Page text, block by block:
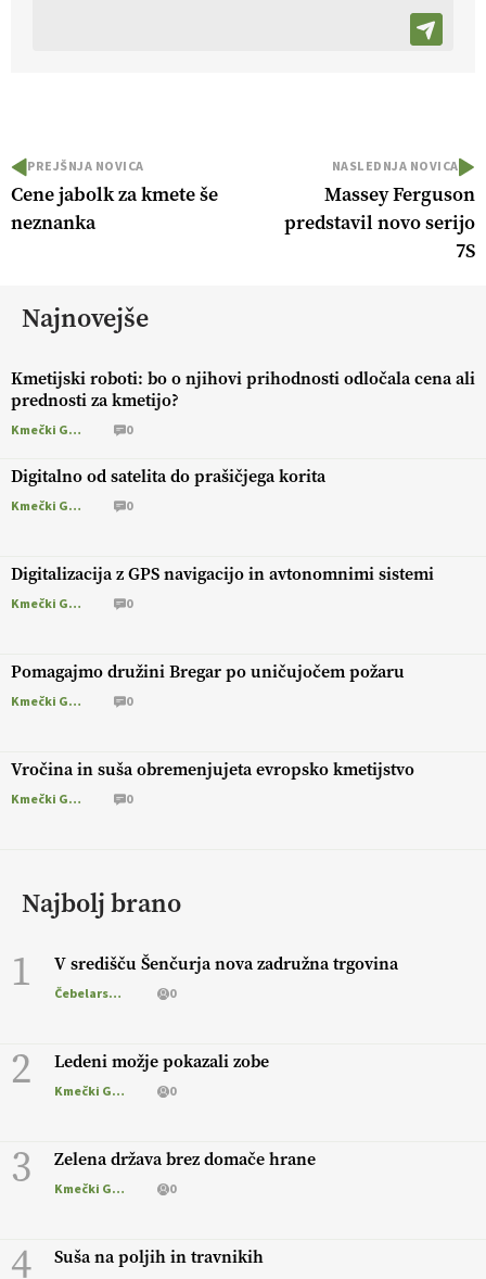
PREJŠNJA NOVICA
Cene jabolk za kmete še
neznanka
NASLEDNJA NOVICA
Massey Ferguson
predstavil novo serijo
7S
Najnovejše
Kmetijski roboti: bo o njihovi prihodnosti odločala cena ali
prednosti za kmetijo?
Kmečki Glas 0
Digitalno od satelita do prašičjega korita
Kmečki Glas 0
Digitalizacija z GPS navigacijo in avtonomnimi sistemi
Kmečki Glas 0
Pomagajmo družini Bregar po uničujočem požaru
Kmečki Glas 0
Vročina in suša obremenjujeta evropsko kmetijstvo
Kmečki Glas 0
Najbolj brano
1 V središču Šenčurja nova zadružna trgovina
Čebelarstvo 0
2 Ledeni možje pokazali zobe
Kmečki Glas 0
3 Zelena država brez domače hrane
Kmečki Glas 0
4 Suša na poljih in travnikih